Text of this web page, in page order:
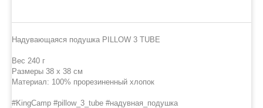
Надувающаяся подушка PILLOW 3 TUBE
Вес 240 г
Размеры 38 х 38 см
Материал: 100% прорезиненный хлопок
#KingCamp #pillow_3_tube #надувная_подушка